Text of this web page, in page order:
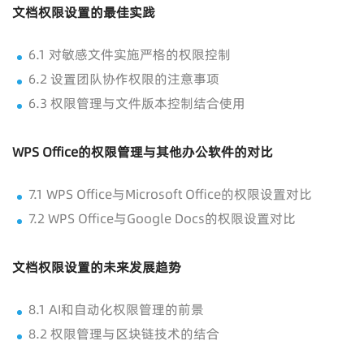
文档权限设置的最佳实践
6.1 对敏感文件实施严格的权限控制
6.2 设置团队协作权限的注意事项
6.3 权限管理与文件版本控制结合使用
WPS Office的权限管理与其他办公软件的对比
7.1 WPS Office与Microsoft Office的权限设置对比
7.2 WPS Office与Google Docs的权限设置对比
文档权限设置的未来发展趋势
8.1 AI和自动化权限管理的前景
8.2 权限管理与区块链技术的结合